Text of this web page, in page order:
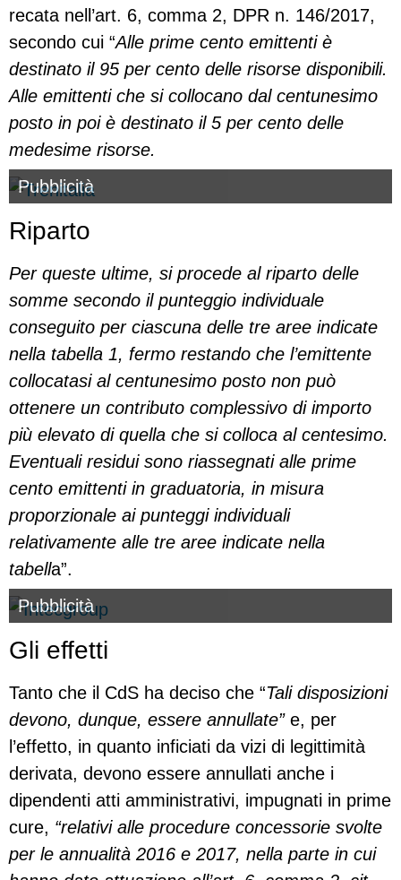
recata nell’art. 6, comma 2, DPR n. 146/2017,
secondo cui “Alle prime cento emittenti è
destinato il 95 per cento delle risorse disponibili.
Alle emittenti che si collocano dal centunesimo
posto in poi è destinato il 5 per cento delle
medesime risorse.
Pubblicità
Riparto
Per queste ultime, si procede al riparto delle
somme secondo il punteggio individuale
conseguito per ciascuna delle tre aree indicate
nella tabella 1, fermo restando che l’emittente
collocatasi al centunesimo posto non può
ottenere un contributo complessivo di importo
più elevato di quella che si colloca al centesimo.
Eventuali residui sono riassegnati alle prime
cento emittenti in graduatoria, in misura
proporzionale ai punteggi individuali
relativamente alle tre aree indicate nella
tabella”.
Pubblicità
Gli effetti
Tanto che il CdS ha deciso che “Tali disposizioni
devono, dunque, essere annullate”e, per
l’effetto, in quanto inficiati da vizi di legittimità
derivata, devono essere annullati anche i
dipendenti atti amministrativi, impugnati in prime
cure, “relativi alle procedure concessorie svolte
per le annualità 2016 e 2017, nella parte in cui